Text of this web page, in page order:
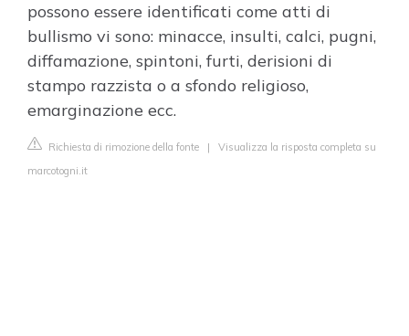
possono essere identificati come atti di
bullismo vi sono: minacce, insulti, calci, pugni,
diffamazione, spintoni, furti, derisioni di
stampo razzista o a sfondo religioso,
emarginazione ecc.
Richiesta di rimozione della fonte | Visualizza la risposta completa su
marcotogni.it